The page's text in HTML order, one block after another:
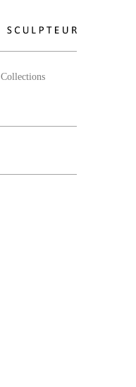
Collections